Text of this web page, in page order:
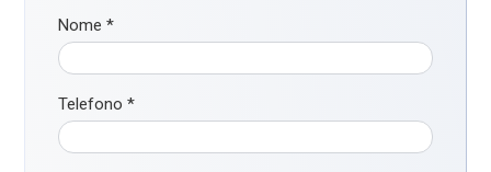
Nome*
Telefono*